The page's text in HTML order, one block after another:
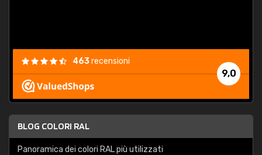
9,0
463recensioni
BLOG COLORI RAL
Panoramica dei colori RAL più utilizzati